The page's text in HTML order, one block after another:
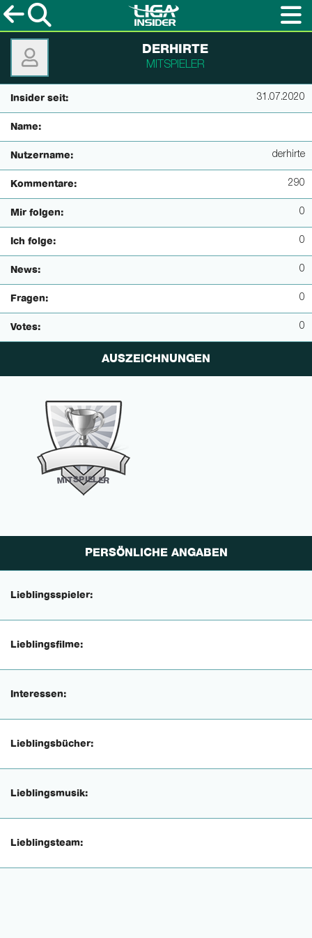
DERHIRTE
MITSPIELER
Insider seit: 31.07.2020
Name:
Nutzername: derhirte
Kommentare: 290
Mir folgen: 0
Ich folge: 0
News: 0
Fragen: 0
Votes: 0
AUSZEICHNUNGEN
MITSPIELER
PERSÖNLICHE ANGABEN
Lieblingsspieler:
Lieblingsfilme:
Interessen:
Lieblingsbücher:
Lieblingsmusik:
Lieblingsteam: